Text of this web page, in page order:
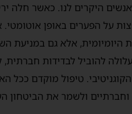
היקרים לנו. כאשר חלה
על הפערים באופן
היומיומית, אלא גם במניעת
להוביל לבדידות
טיפול מוקדם ככל
ולשמר את הביטחון